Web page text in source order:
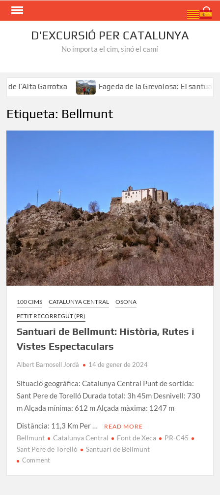
Skip
D'EXCURSIÓ PER CATALUNYA
No importa el cim, sinó el camí
l’Alta Garrotxa Fageda de la Grevolosa: El santuari
Etiqueta: Bellmunt
100 CIMS CATALUNYA CENTRAL
OSONA
PETIT RECORREGUT (PR)
Santuari de Bellmunt: Història, Rutes i
Vistes Espectaculars
Albert Barnosell Jordà 14 de gener de 2024
Situació geogràfica: Catalunya Central Punt de sortida:
Sant Pere de Torelló Durada total: 3h 45m Desnivell: 730
m Alçada mínima: 612 m Alçada màxima: 1247 m
Distància: 11,3 Km Per …
READ MORE
Bellmunt Catalunya Central Font de Xeca
PR-C45
Sant Pere de Torelló
Santuari de Bellmunt
Commenton